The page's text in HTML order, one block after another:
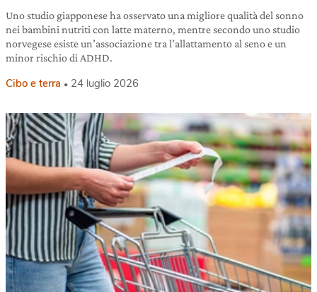
Uno studio giapponese ha osservato una migliore qualità del sonno
nei bambini nutriti con latte materno, mentre secondo uno studio
norvegese esiste un’associazione tra l’allattamento al seno e un
minor rischio di ADHD.
Cibo e terra 24 luglio 2026